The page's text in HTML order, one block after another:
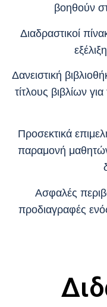
βοηθούν
Διαδραστικοί
Δανειστική
τίτλους βιβλίων
Προσεκτικά
παραμονή
Ασφαλές
προδιαγραφές